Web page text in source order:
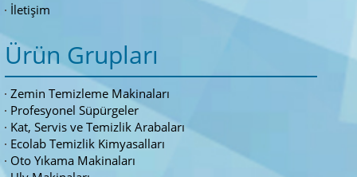
İletişim
Ürün Grupları
Zemin Temizleme Makinaları
Profesyonel Süpürgeler
Kat, Servis ve Temizlik Arabaları
Ecolab Temizlik Kimyasalları
Oto Yıkama Makinaları